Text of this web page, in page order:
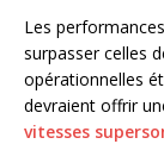
Les
surpasser celles
opérationnelles
devraient offrir
vitesses